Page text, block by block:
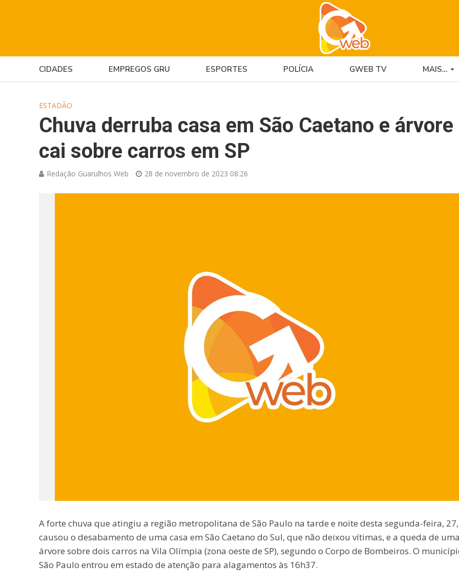
CIDADES EMPREGOS GRU ESPORTES POLÍCIA GWEB TV MAIS…
ESTADÃO
Chuva derruba casa em São Caetano e árvore
cai sobre carros em SP
Redação Guarulhos Web 28 de novembro de 2023 08:26
A forte chuva que atingiu a região metropolitana de São Paulo na tarde e noite desta segunda-feira, 27,
causou o desabamento de uma casa em São Caetano do Sul, que não deixou vítimas, e a queda de
árvore sobre dois carros na Vila Olímpia (zona oeste de SP), segundo o Corpo de Bombeiros. O
São Paulo entrou em estado de atenção para alagamentos às 16h37.